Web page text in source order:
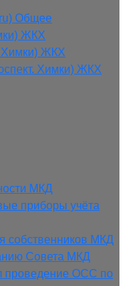
Общее
ЖКХ
Химки) ЖКХ
Химки) ЖКХ
МКД
приборы учёта
собственников МКД
Совета МКД
проведение ОСС по